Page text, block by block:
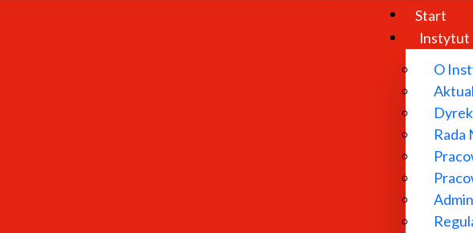
Start
Instytut
O
Rada
Instytut Badań Literackich PAN został powołany w